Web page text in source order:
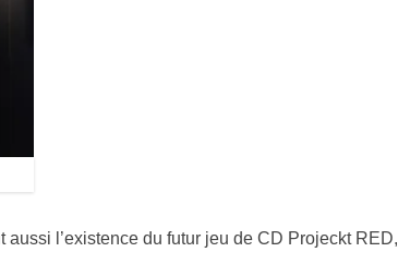
l’existence du futur jeu de CD Projeckt RED,